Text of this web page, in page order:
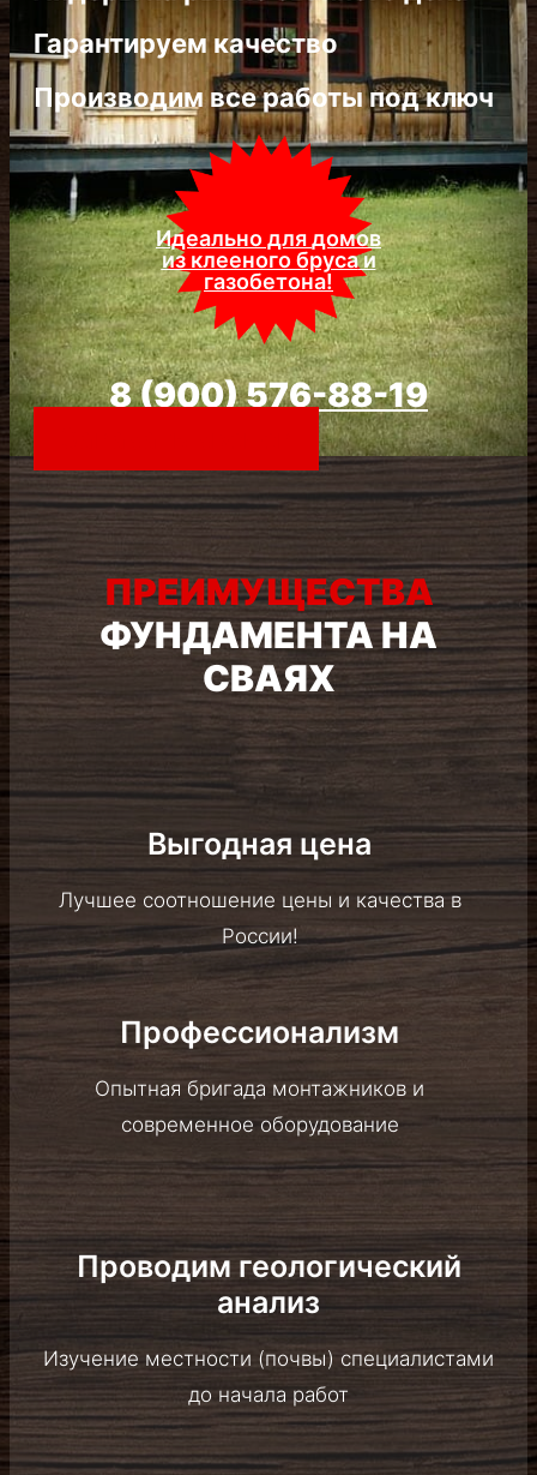
Гарантируем качество
Производим все работы под ключ
Идеально длядомов из
клееного брусаи
газобетона!
8 (900) 576-88-19
ПРЕИМУЩЕСТВА
ФУНДАМЕНТА НА СВАЯХ
Выгодная цена
Лучшее соотношение цены и качества в
Профессионализм
Опытная бригада монтажников и современное
оборудование
Проводим геологический
анализ
Изучение местности (почвы) специалистами до
начала работ